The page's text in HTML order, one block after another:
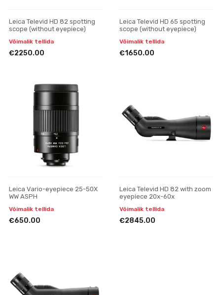
Leica Televid HD 82 spotting
scope (without eyepiece)
Võimalik tellida
€2250.00
Leica Televid HD 65 spotting
scope (without eyepiece)
Võimalik tellida
€1650.00
Leica Vario-eyepiece 25-50X
WW ASPH
Võimalik tellida
€650.00
Leica Televid HD 82 with zoom
eyepiece 20x-60x
Võimalik tellida
€2845.00